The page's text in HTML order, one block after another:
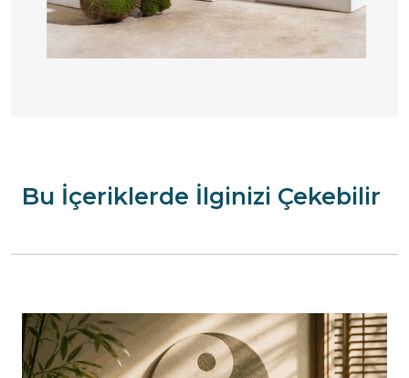
Bu İçeriklerde İlginizi Çekebilir